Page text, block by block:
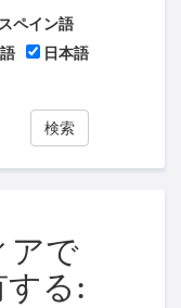
スペイン語
日本語
検索
アで
る: